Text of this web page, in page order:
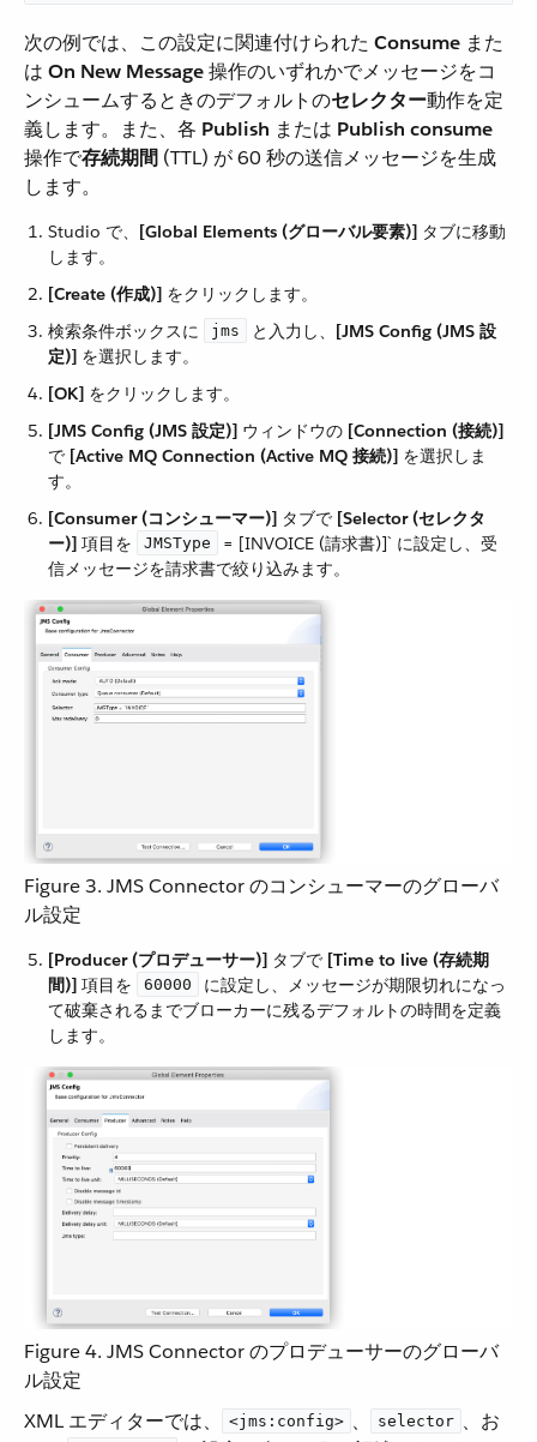
次の例では、この設定に関連付けられた ​ Consume ​ また
は ​ On New Message​ 操作のいずれかでメッセージをコ
ンシュームするときのデフォルトの​セレクター​動作を定
義します。また、各 ​ Publish ​ または ​ Publish consume
操作で​存続期間 ​ (TTL) が 60 秒の送信メッセージを生成
します。
Studio で、​ [Global Elements (グローバル要素)] ​ タブに移動
します。
[Create (作成)] ​ をクリックします。
検索条件ボックスに ​
jms ​ と入力し、​ [JMS Config (JMS 設
定)] ​ を選択します。
[OK] ​ をクリックします。
[JMS Config (JMS 設定)] ​ ウィンドウの ​ [Connection (接続)]
で ​ [Active MQ Connection (Active MQ 接続)] ​ を選択しま
す。
[Consumer (コンシューマー)] ​ タブで ​ [Selector (セレクタ
ー)] ​ 項目を ​ JMSType
​ = [INVOICE (請求書)]` に設定し、受
信メッセージを請求書で絞り込みます。
Figure 3. JMS Connector のコンシューマーのグローバ
ル設定
[Producer (プロデューサー)] ​ タブで ​ [Time to live (存続期
間)] ​ 項目を ​ 60000
​ に設定し、メッセージが期限切れになっ
て破棄されるまでブローカーに残るデフォルトの時間を定義
します。
Figure 4. JMS Connector のプロデューサーのグローバ
ル設定
XML エディターでは、​
<jms:config> ​、​ selector ​、お